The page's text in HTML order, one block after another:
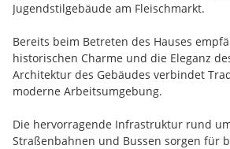
Jugendstilgebäude am Fleischmarkt.
Bereits beim Betreten des Hauses
historischen Charme und die Eleganz
Architektur des Gebäudes verbindet
moderne Arbeitsumgebung.
Die hervorragende Infrastruktur rund
Straßenbahnen und Bussen sorgen für